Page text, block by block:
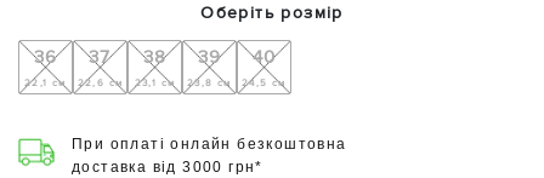
Оберіть розмір
36
22,1 см
37
22,6 см
38
23,1 см
39
23,8 см
40
24,5 см
При оплаті онлайн безкоштовна
доставка від 3000 грн*